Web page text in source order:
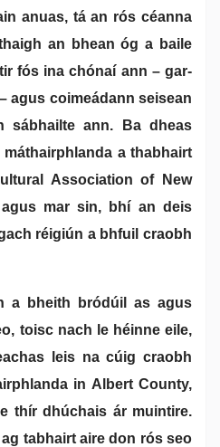
anuas, tá an rós céanna
an bhean óg a baile
fós ina chónaí ann – gar-
agus coimeádann seisean
sábhailte ann. Ba dheas
a thabhairt
Association of New
agus mar sin, bhí an deis
réigiún a bhfuil craobh
a bheith bródúil as agus
toisc nach le héinne eile,
leis na cúig craobh
in Albert County,
thír dhúchais ár muintire.
tabhairt aire don rós seo